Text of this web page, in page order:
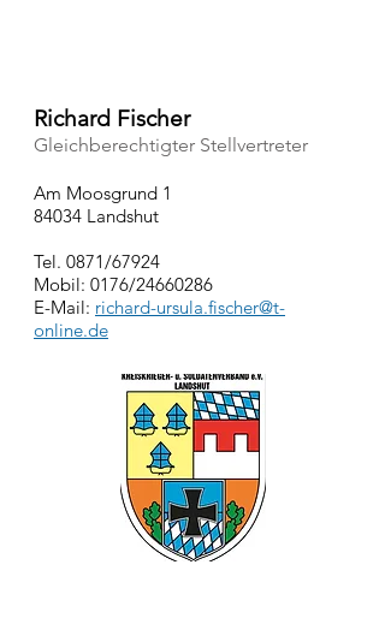
Richard Fischer
Gleichberechtigter Stellvertreter
Am Moosgrund 1
84034 Landshut
Tel. 0871/67924
Mobil: 0176/24660286
E-Mail: richard-ursula.fischer@t-
online.de